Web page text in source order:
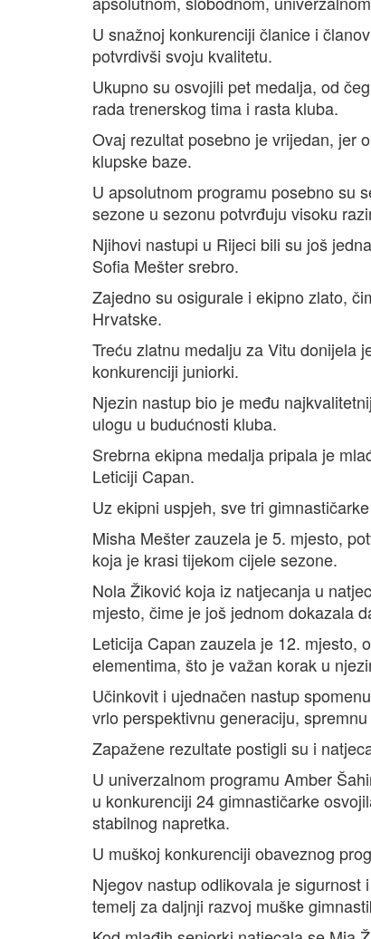
U snažnoj konkurenciji članice i
potvrdivši svoju kvalitetu.
Ukupno su osvojili pet medalja, od
rada trenerskog tima i rasta kluba.
Ovaj rezultat posebno je vrijedan, jer
klupske baze.
U apsolutnom programu posebno su
sezone u sezonu potvrđuju visoku
Njihovi nastupi u Rijeci bili su još
Sofia Mešter srebro.
Zajedno su osigurale i ekipno zlato,
Hrvatske.
Treću zlatnu medalju za Vitu donijela
konkurenciji juniorki.
Njezin nastup bio je među
ulogu u budućnosti kluba.
Srebrna ekipna medalja pripala je
Leticiji Capan.
Uz ekipni uspjeh, sve tri
Misha Mešter zauzela je 5. mjesto,
koja je krasi tijekom cijele sezone.
Nola Žiković koja iz natjecanja u
mjesto, čime je još jednom dokazala
Leticija Capan zauzela je 12. mjesto,
elementima, što je važan korak u
Učinkovit i ujednačen nastup
vrlo perspektivnu generaciju,
Zapažene rezultate postigli su i
U univerzalnom programu Amber
u konkurenciji 24 gimnastičarke
stabilnog napretka.
U muškoj konkurenciji obaveznog
Njegov nastup odlikovala je
temelj za daljnji razvoj muške